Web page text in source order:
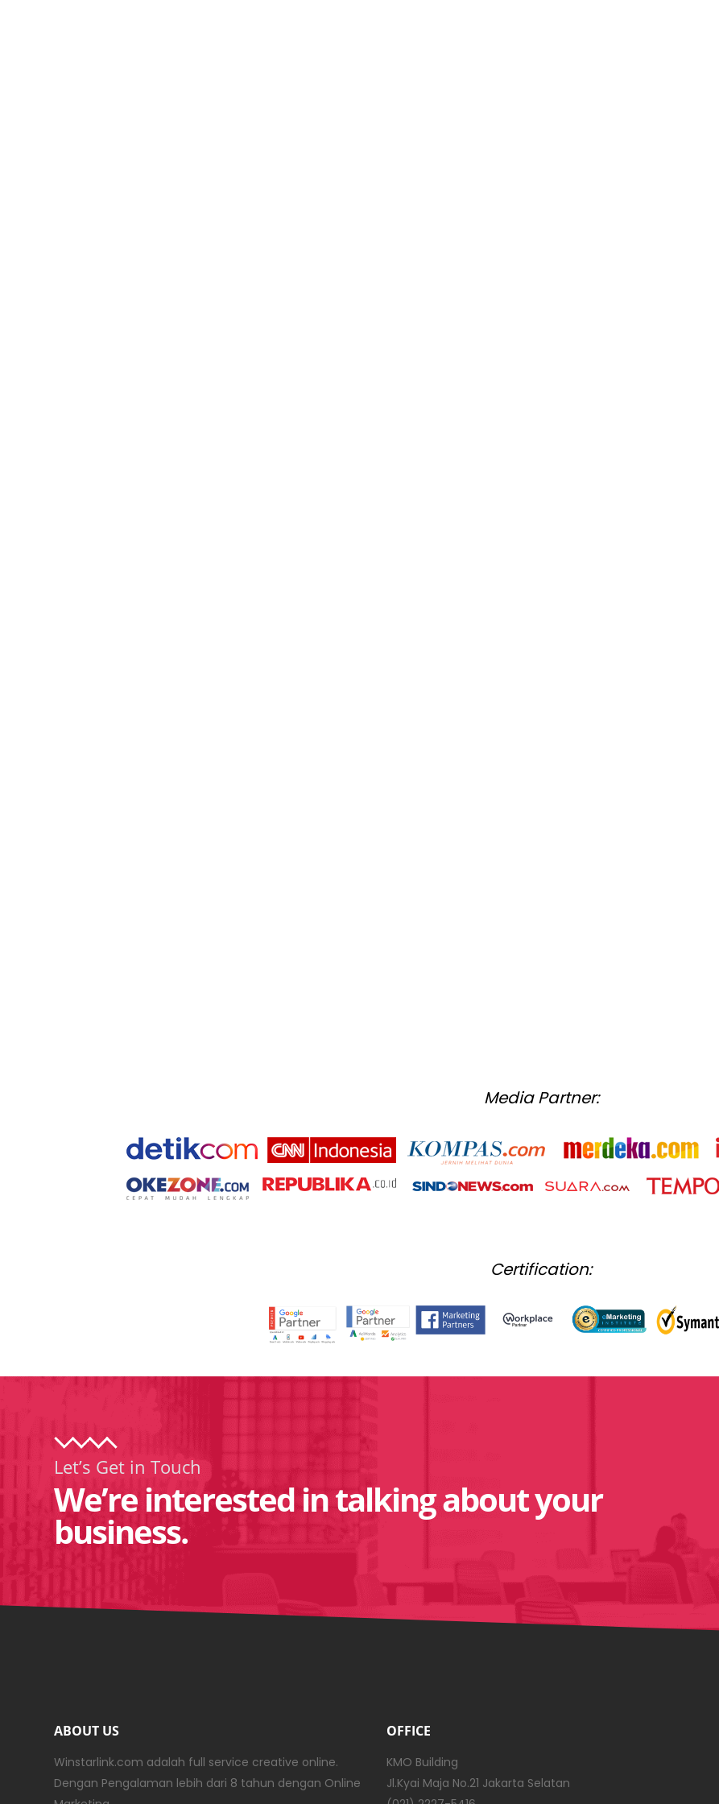
Media Partner:
Certification:
Let’s Get in Touch
We’re interested in talking about your
business.
ABOUT US
Winstarlink.com adalah full service creative online.
Dengan Pengalaman lebih dari 8 tahun dengan Online
OFFICE
KMO Building
Jl.Kyai Maja No.21 Jakarta Selatan